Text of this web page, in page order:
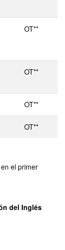
OT**
OT**
OT**
OT**
el primer
del Inglés